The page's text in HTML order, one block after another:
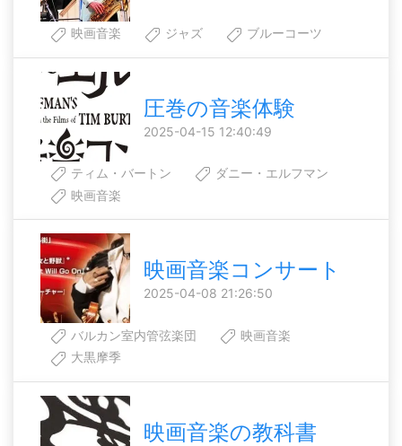
映画音楽 ジャズ ブルーコーツ
圧巻の音楽体験
2025-04-15 12:40:49
ティム・バートン
ダニー・エルフマン
映画音楽
映画音楽コンサート
2025-04-08 21:26:50
バルカン室内管弦楽団
映画音楽
大黒摩季
映画音楽の教科書